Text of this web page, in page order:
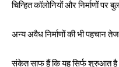
चिन्हित कॉलोनियों और निर्माणों पर
अन्य अवैध निर्माणों की भी पहचान